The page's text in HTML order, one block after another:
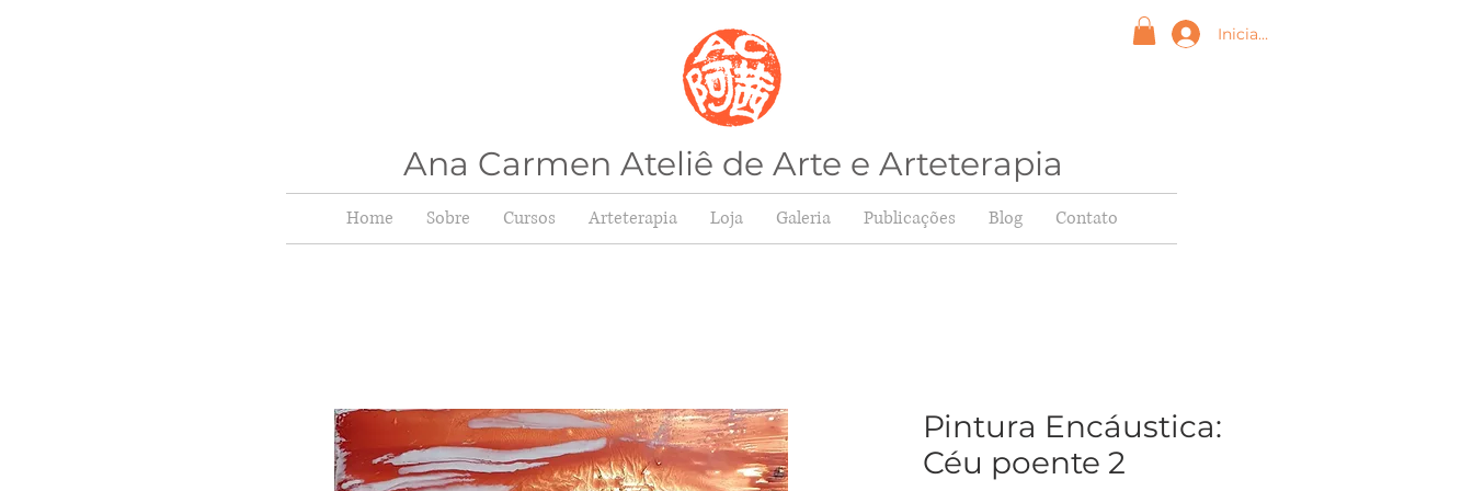
Iniciar sesión
Ana Carmen Ateliê de Arte e Arteterapia
Home Sobre Cursos Arteterapia Loja Galeria Publicações Blog Contato
Pintura Encáustica:
Céu poente 2